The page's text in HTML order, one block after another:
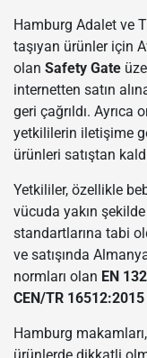
Hamburg Adalet ve
taşıyan ürünler için
olan Safety Gate
internetten satın
geri çağrıldı.
yetkililerin iletişime
ürünleri satıştan
Yetkililer, özellikle
vücuda yakın
standartlarına tabi
ve satışında
normları olan EN
CEN/TR 16512:2015
Hamburg